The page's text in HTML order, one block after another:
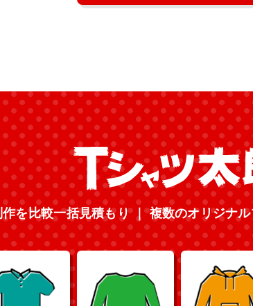
を比較一括見積もり ｜ 複数のオリジナ